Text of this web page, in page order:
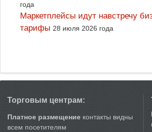
года
Маркетплейсы идут навстречу
тарифы 28 июля 2026 года
Торговым центрам:
Платное размещение контакты видны
всем посетителям